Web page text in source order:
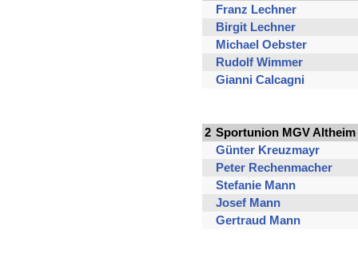
Franz Lechner
Birgit Lechner
Michael Oebster
Rudolf Wimmer
Gianni Calcagni
2 Sportunion MGV Altheim
Günter Kreuzmayr
Peter Rechenmacher
Stefanie Mann
Josef Mann
Gertraud Mann